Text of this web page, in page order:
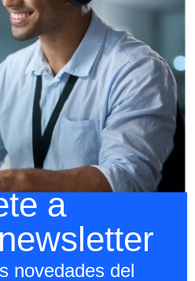
a
novedades del